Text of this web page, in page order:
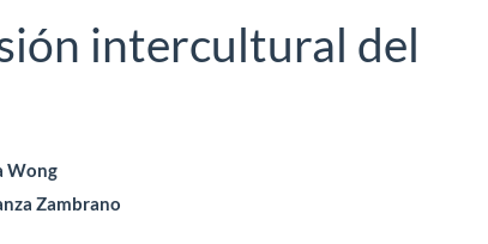
intercultural del
Wong
Zambrano